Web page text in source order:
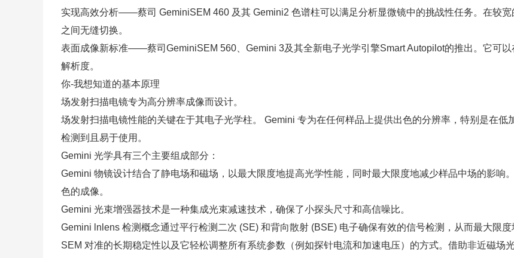
实现高效分析——蔡司 GeminiSEM 460 及其 Gemini2 色谱柱可以满足分析显微镜中的挑战性任务。在较
之间无缝切换。
表面成像新标准——蔡司GeminiSEM 560 、Gemini 3及其全新电子光学引擎Smart Autopilot的推出。它可
解析度。
你-我想知道的基本原理
场发射扫描电镜专为高分辨率成像而设计。
场发射扫描电镜性能的关键在于其电子光学柱。 Gemini 专为在任何样品上提供出色的分辨率，特别是在低
检测到且易于使用。
Gemini 光学具有三个主要组成部分：
Gemini 物镜设计结合了静电场和磁场，以最大限度地提高光学性能，同时最大限度地减少样品中场的影响
色的成像。
Gemini 光束增强器技术是一种集成光束减速技术，确保了小探头尺寸和高信噪比。
Gemini lnlens 检测概念通过平行检测二次 (SE) 和背向散射 (BSE) 电子确保有效的信号检测，从而最大限
SEM 对准的长期稳定性以及它轻松调整所有系统参数（例如探针电流和加速电压）的方式。借助非近磁场